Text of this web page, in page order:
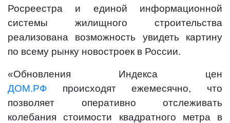
Росреестра и единой информационной
системы жилищного строительства
реализована возможность увидеть картину
по всему рынку новостроек в России.
«Обновления Индекса цен
ДОМ.РФ происходят ежемесячно, что
позволяет оперативно отслеживать
колебания стоимости квадратного метра в